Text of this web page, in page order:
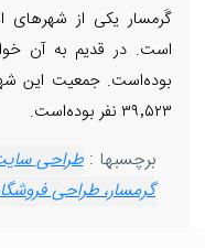
گَرمسار یکی از شهرهای
است. در قدیم به آن
۳۹٬۵۲۳ نفر بوده‌است.
برچسبها :طراحی
گرمسار، طراحی